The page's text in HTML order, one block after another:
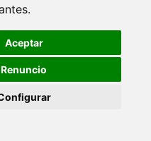
Aceptar
Renuncio